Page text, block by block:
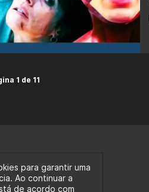
1 de 11
para garantir uma
Ao continuar a
de acordo com